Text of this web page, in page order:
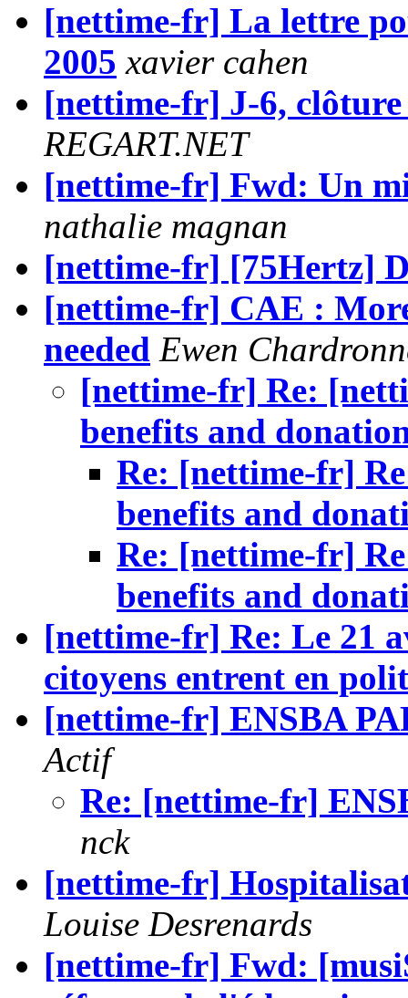
[nettime-fr] La lettre
2005 xavier cahen
[nettime-fr] J-6, clôture
REGART.NET
[nettime-fr] Fwd: Un
nathalie magnan
[nettime-fr] [75Hertz]
[nettime-fr] CAE :
needed Ewen
[nettime-fr] Re:
benefits and
Re: [nettime-fr]
benefits and
Re: [nettime-fr]
benefits and
[nettime-fr] Re: Le 21
citoyens entrent en
[nettime-fr] ENSBA
Actif
Re: [nettime-fr]
nck
[nettime-fr]
Louise Desrenards
[nettime-fr] Fwd: